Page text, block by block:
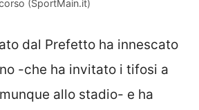
(SportMain.it)
dal Prefetto ha innescato
-che ha invitato i tifosi a
allo stadio- e ha